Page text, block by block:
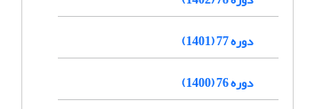
دوره 77 (1401)
دوره 76 (1400)